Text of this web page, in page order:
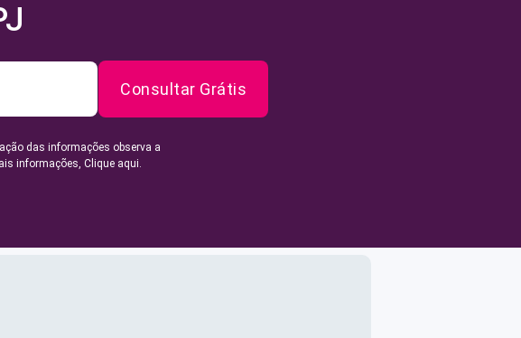
Consultar Grátis
das informações observa a
informações, Clique aqui.